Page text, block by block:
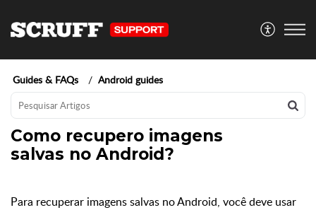
Guides & FAQs Android guides
Como recupero imagens
salvas no Android?
Para recuperar imagens salvas no Android, você deve usar